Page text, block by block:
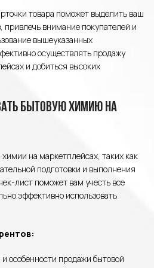
товара поможет выделить ваш
привлечь внимание покупателей и
вышеуказанных
осуществлять продажу
и добиться высоких
бытовую химию на
на маркетплейсах, таких как
подготовки и выполнения
лист поможет вам учесть все
эффективно использовать
особенности продажи бытовой